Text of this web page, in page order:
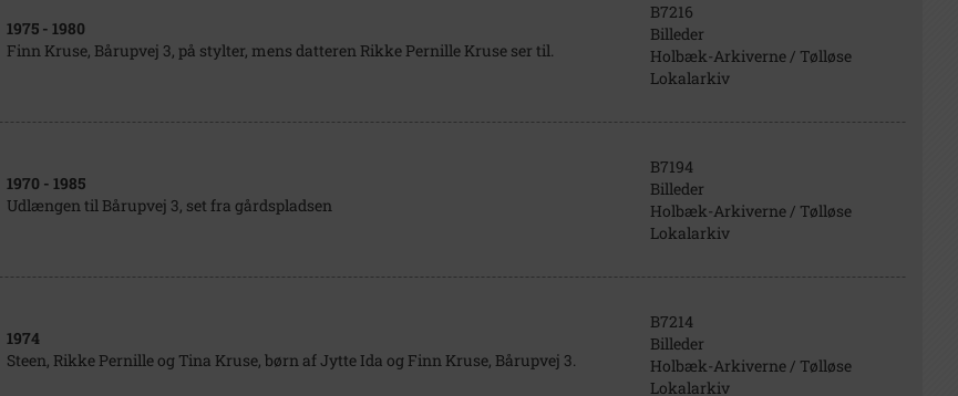
1975 - 1980
Finn Kruse, Bårupvej 3, på stylter, mens datteren Rikke Pernille Kruse ser til.
B7216
Billeder
Holbæk-Arkiverne / Tølløse
Lokalarkiv
1970 - 1985
Udlængen til Bårupvej 3, set fra gårdspladsen
B7194
Billeder
Holbæk-Arkiverne / Tølløse
Lokalarkiv
1974
Steen, Rikke Pernille og Tina Kruse, børn af Jytte Ida og Finn Kruse, Bårupvej 3.
B7214
Billeder
Holbæk-Arkiverne / Tølløse
Lokalarkiv